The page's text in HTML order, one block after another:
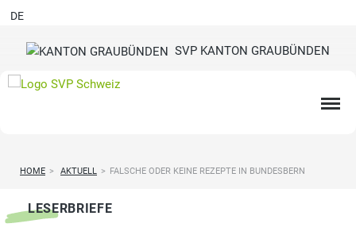
SVP KANTON GRAUBÜNDEN
DE
HOME > AKTUELL > FALSCHE ODER KEINE REZEPTE IN BUNDESBERN
LESERBRIEFE